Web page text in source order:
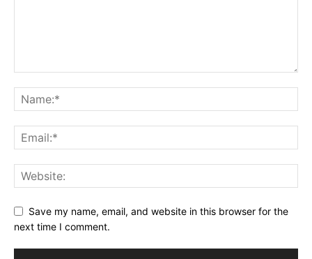
Save my name, email, and website in this browser for the
next time I comment.